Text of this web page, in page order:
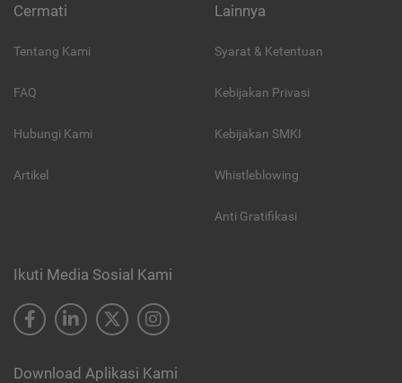
Cermati
Tentang Kami
FAQ
Hubungi Kami
Artikel
Lainnya
Syarat & Ketentuan
Kebijakan Privasi
Kebijakan SMKI
Whistleblowing
Anti Gratifikasi
Ikuti Media Sosial Kami
Download Aplikasi Kami